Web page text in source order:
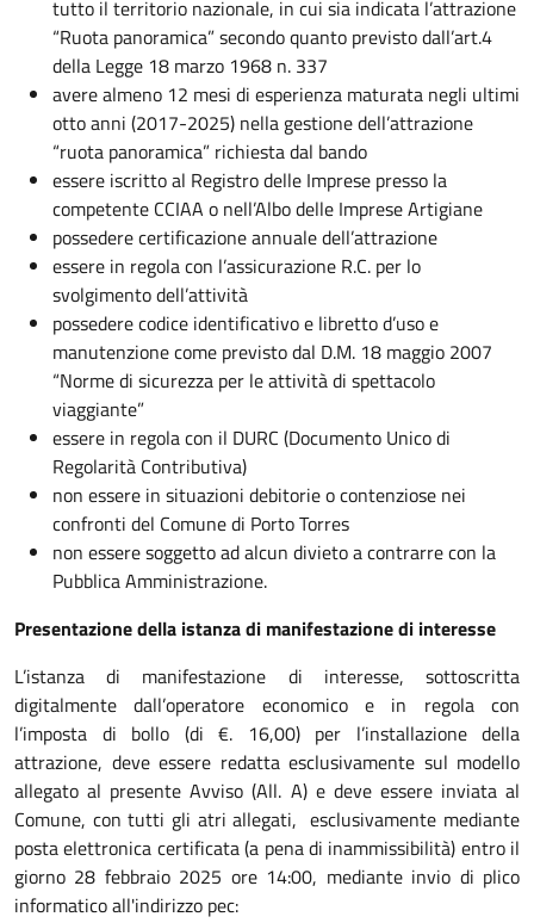
tutto il territorio nazionale, in cui sia indicata l’attrazione
“Ruota panoramica” secondo quanto previsto dall’art.4
della Legge 18 marzo 1968 n. 337
avere almeno 12 mesi di esperienza maturata negli ultimi
otto anni (2017-2025) nella gestione dell’attrazione
“ruota panoramica” richiesta dal bando
essere iscritto al Registro delle Imprese presso la
competente CCIAA o nell’Albo delle Imprese Artigiane
possedere certificazione annuale dell’attrazione
essere in regola con l’assicurazione R.C. per lo
svolgimento dell’attività
possedere codice identificativo e libretto d’uso e
manutenzione come previsto dal D.M. 18 maggio 2007
“Norme di sicurezza per le attività di spettacolo
viaggiante”
essere in regola con il DURC (Documento Unico di
Regolarità Contributiva)
non essere in situazioni debitorie o contenziose nei
confronti del Comune di Porto Torres
non essere soggetto ad alcun divieto a contrarre con la
Pubblica Amministrazione.
Presentazione della istanza di manifestazione di interesse
L’istanza di manifestazione di interesse, sottoscritta
digitalmente dall’operatore economico e in regola con
l’imposta di bollo (di €. 16,00) per l’installazione della
attrazione, deve essere redatta esclusivamente sul modello
allegato al presente Avviso (All. A) e deve essere inviata al
Comune, con tutti gli atri allegati, esclusivamente mediante
posta elettronica certificata (a pena di inammissibilità) entro il
giorno 28 febbraio 2025 ore 14:00, mediante invio di plico
informatico all'indirizzo pec: